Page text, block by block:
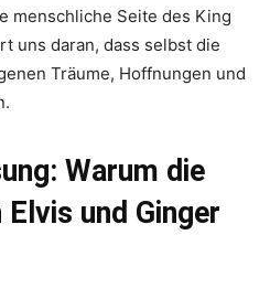
menschliche Seite des King
uns daran, dass selbst die
Träume, Hoffnungen und
Warum die
und Ginger